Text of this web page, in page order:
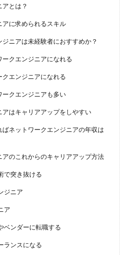
とは？
に求められるスキル
ニアは未経験者におすすめか？
クエンジニアになれる
エンジニアになれる
クエンジニアも多い
アはキャリアアップをしやすい
ネットワークエンジニアの年収は
アのこれからのキャリアアップ方法
で突き抜ける
ジニア
ア
ベンダーに転職する
ランスになる